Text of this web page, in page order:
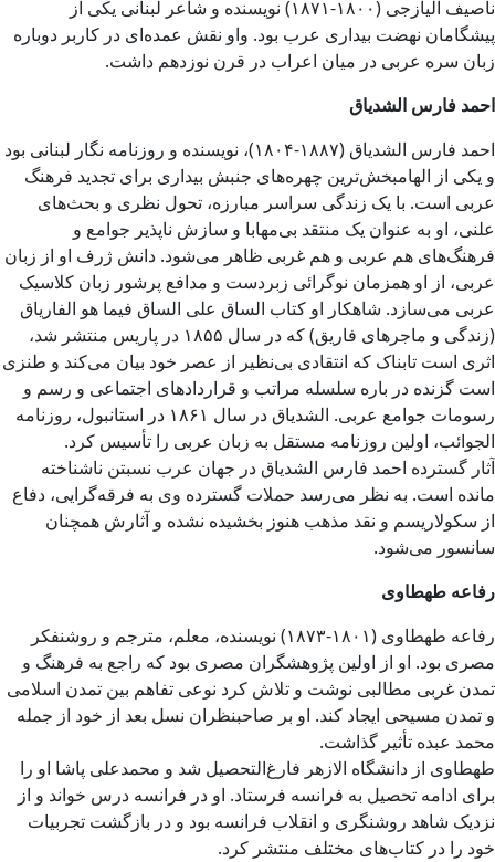
ناصیف الیازجی (۱۸۰۰-۱۸۷۱) نویسنده و شاعر لبنانی یکی از
پیشگامان نهضت بیداری عرب بود. واو نقش عمده‌ای در کاربر دوباره
زبان سره عربی در میان اعراب در قرن نوزدهم داشت.
احمد فارس الشدیاق
احمد فارس الشدیاق (۱۸۸۷-۱۸۰۴)، نویسنده و روزنامه نگار لبنانی بود
و یکی از الهامبخش‌ترین چهره‌های جنبش بیداری برای تجدید فرهنگ
عربی است. با یک زندگی سراسر مبارزه، تحول نظری و بحث‌های
علنی، او به عنوان یک منتقد بی‌مهابا و سازش ناپذیر جوامع و
فرهنگ‌های هم عربی و هم غربی ظاهر می‌شود. دانش ژرف او از زبان
عربی، از او همزمان نوگرائی زبردست و مدافع پرشور زبان کلاسیک
عربی می‌سازد. شاهکار او کتاب الساق على الساق فیما هو الفاریاق
(زندگی و ماجرهای فاریق) که در سال ۱۸۵۵ در پاریس منتشر شد،
اثری است تابناک که انتقادی بی‌نظیر از عصر خود بیان می‌کند و طنزی
است گزنده در باره سلسله مراتب و قراردادهای اجتماعی و رسم و
رسومات جوامع عربی. الشدیاق در سال ۱۸۶۱ در استانبول، روزنامه
الجوائب، اولین روزنامه مستقل به زبان عربی را تأسیس کرد.
آثار گسترده احمد فارس الشدیاق در جهان عرب نسبتن ناشناخته
مانده است. به نظر می‌رسد حملات گسترده وی به فرقه‌گرایی، دفاع
از سکولاریسم و نقد مذهب هنوز بخشیده نشده و آثارش همچنان
سانسور می‌شود.
رفاعه طهطاوی
رفاعه طهطاوی (۱۸۰۱-۱۸۷۳) نویسنده، معلم، مترجم و روشنفکر
مصری بود. او از اولین پژوهشگران مصری بود که راجع به فرهنگ و
تمدن غربی مطالبی نوشت و تلاش کرد نوعی تفاهم بین تمدن اسلامی
و تمدن مسیحی ایجاد کند. او بر صاحبنظران نسل بعد از خود از جمله
محمد عبده تأثیر گذاشت.
طهطاوی از دانشگاه الازهر فارغ‌التحصیل شد و محمدعلی پاشا او را
برای ادامه تحصیل به فرانسه فرستاد. او در فرانسه درس خواند و از
نزدیک شاهد روشنگری و انقلاب فرانسه بود و در بازگشت تجربیات
خود را در کتاب‌های مختلف منتشر کرد.